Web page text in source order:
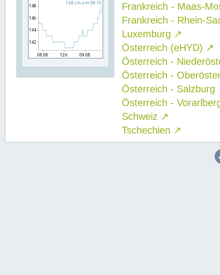
Frankreich - Maas-
Frankreich - Rhein-
Luxemburg ↗
Österreich (eHYD) ↗
Österreich -
Österreich -
Österreich - Salzburg
Österreich -
Schweiz ↗
Tschechien ↗